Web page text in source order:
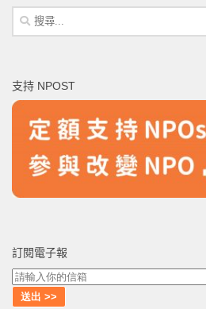
搜
尋
字:
支持 NPOST
訂閱電子報